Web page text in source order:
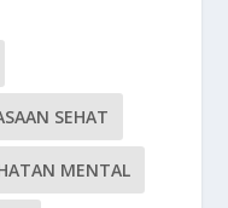
SEHAT
MENTAL